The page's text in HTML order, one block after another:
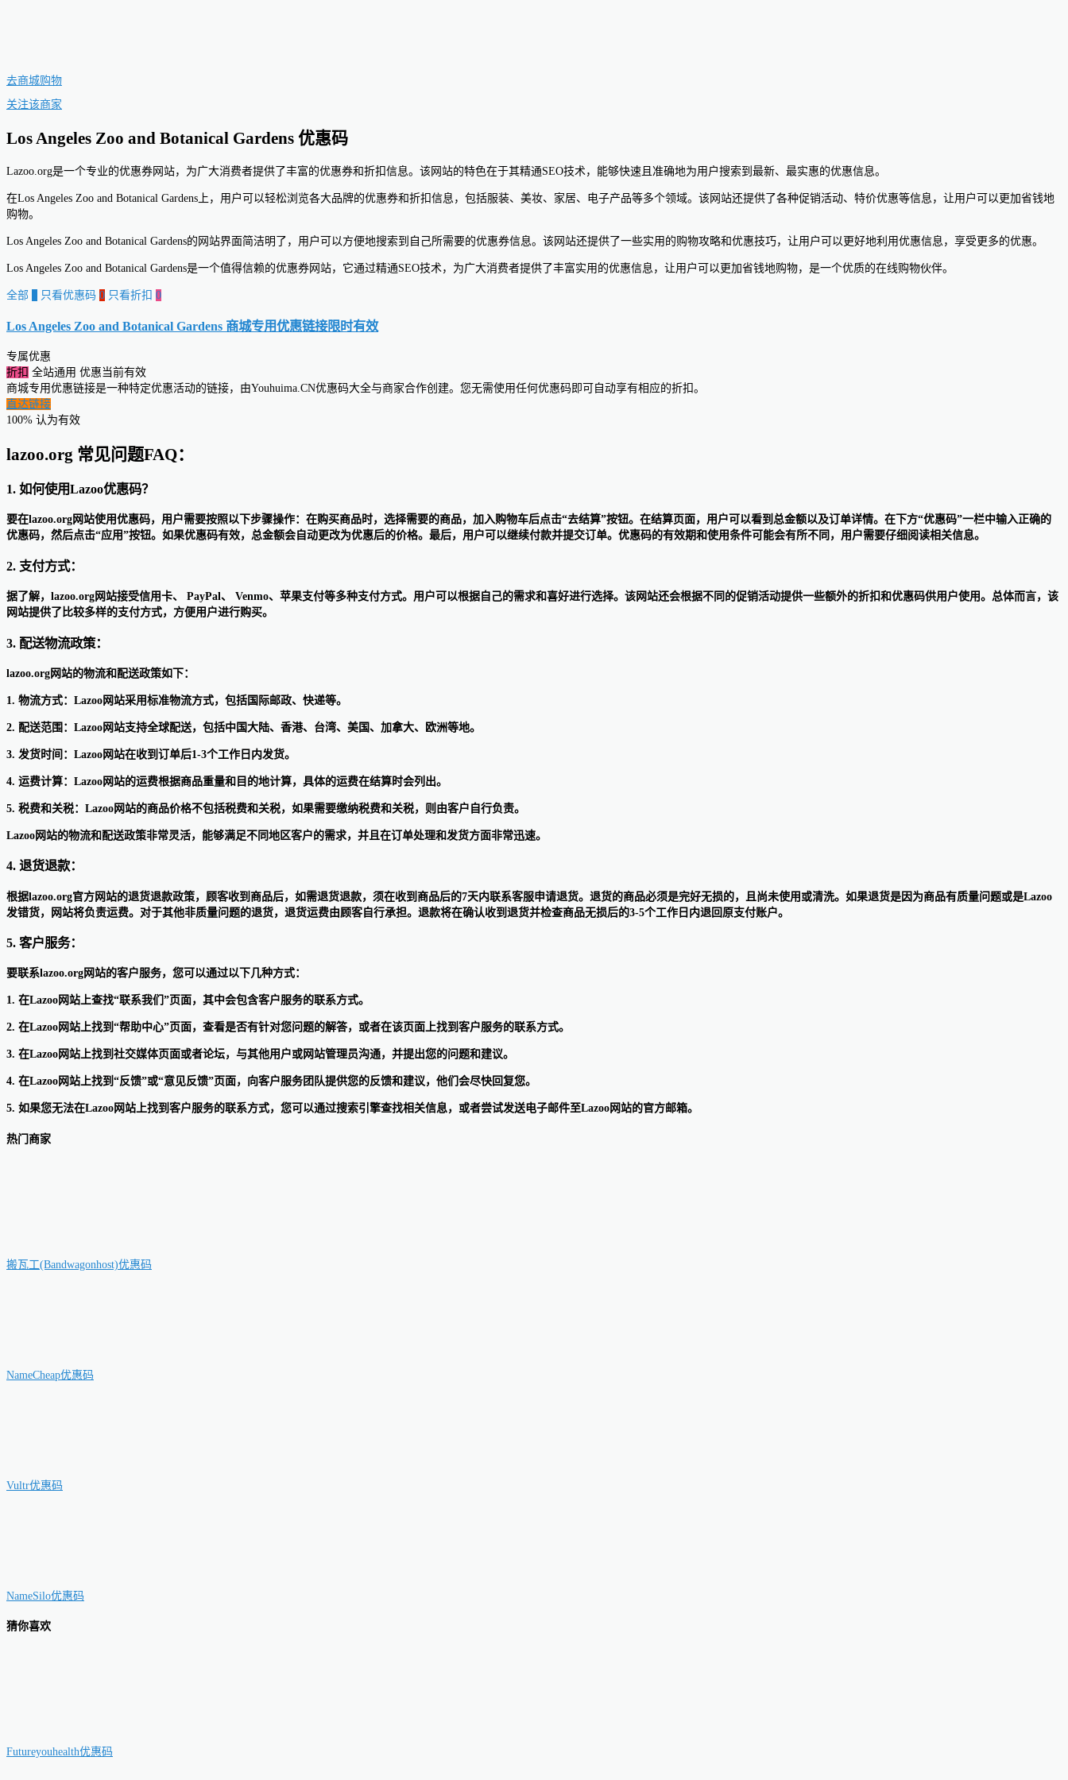
去商城购物
关注该商家
Los Angeles Zoo and Botanical Gardens 优惠码
Lazoo.org是一个专业的优惠券网站，为广大消费者提供了丰富的优惠券和折扣信息。该网站的特色在于其精通SEO技术，能够快速且准确地为用户搜索到最新、最实惠的优惠信息。
在Los Angeles Zoo and Botanical Gardens上，用户可以轻松浏览各大品牌的优惠券和折扣信息，包括服装、美妆、家居、电子产品等多个领域。该网站还提供了各种促销活动、特价优惠等信息，让用户可以更加省钱地
购物。
Los Angeles Zoo and Botanical Gardens的网站界面简洁明了，用户可以方便地搜索到自己所需要的优惠券信息。该网站还提供了一些实用的购物攻略和优惠技巧，让用户可以更好地利用优惠信息，享受更多的优惠。
Los Angeles Zoo and Botanical Gardens是一个值得信赖的优惠券网站，它通过精通SEO技术，为广大消费者提供了丰富实用的优惠信息，让用户可以更加省钱地购物，是一个优质的在线购物伙伴。
全部 只看优惠码 0 只看折扣 0
Los Angeles Zoo and Botanical Gardens 商城专用优惠链接限时有效
专属优惠
折扣 全站通用 优惠当前有效
商城专用优惠链接是一种特定优惠活动的链接，由Youhuima.CN优惠码大全与商家合作创建。您无需使用任何优惠码即可自动享有相应的折扣。
直达链接
100% 认为有效
lazoo.org 常见问题FAQ：
1. 如何使用Lazoo优惠码？
要在lazoo.org网站使用优惠码，用户需要按照以下步骤操作：在购买商品时，选择需要的商品，加入购物车后点击“去结算”按钮。在结算页面，用户可以看到总金额以及订单详情。在下方“优惠码”一栏中输入正确的
优惠码，然后点击“应用”按钮。如果优惠码有效，总金额会自动更改为优惠后的价格。最后，用户可以继续付款并提交订单。优惠码的有效期和使用条件可能会有所不同，用户需要仔细阅读相关信息。
2. 支付方式：
据了解，lazoo.org网站接受信用卡、 PayPal、 Venmo、苹果支付等多种支付方式。用户可以根据自己的需求和喜好进行选择。该网站还会根据不同的促销活动提供一些额外的折扣和优惠码供用户使用。总体而言，该
网站提供了比较多样的支付方式，方便用户进行购买。
3. 配送物流政策：
lazoo.org网站的物流和配送政策如下：
1. 物流方式：Lazoo网站采用标准物流方式，包括国际邮政、快递等。
2. 配送范围：Lazoo网站支持全球配送，包括中国大陆、香港、台湾、美国、加拿大、欧洲等地。
3. 发货时间：Lazoo网站在收到订单后1-3个工作日内发货。
4. 运费计算：Lazoo网站的运费根据商品重量和目的地计算，具体的运费在结算时会列出。
5. 税费和关税：Lazoo网站的商品价格不包括税费和关税，如果需要缴纳税费和关税，则由客户自行负责。
Lazoo网站的物流和配送政策非常灵活，能够满足不同地区客户的需求，并且在订单处理和发货方面非常迅速。
4. 退货退款：
根据lazoo.org官方网站的退货退款政策，顾客收到商品后，如需退货退款，须在收到商品后的7天内联系客服申请退货。退货的商品必须是完好无损的，且尚未使用或清洗。如果退货是因为商品有质量问题或是Lazoo
发错货，网站将负责运费。对于其他非质量问题的退货，退货运费由顾客自行承担。退款将在确认收到退货并检查商品无损后的3-5个工作日内退回原支付账户。
5. 客户服务：
要联系lazoo.org网站的客户服务，您可以通过以下几种方式：
1. 在Lazoo网站上查找“联系我们”页面，其中会包含客户服务的联系方式。
2. 在Lazoo网站上找到“帮助中心”页面，查看是否有针对您问题的解答，或者在该页面上找到客户服务的联系方式。
3. 在Lazoo网站上找到社交媒体页面或者论坛，与其他用户或网站管理员沟通，并提出您的问题和建议。
4. 在Lazoo网站上找到“反馈”或“意见反馈”页面，向客户服务团队提供您的反馈和建议，他们会尽快回复您。
5. 如果您无法在Lazoo网站上找到客户服务的联系方式，您可以通过搜索引擎查找相关信息，或者尝试发送电子邮件至Lazoo网站的官方邮箱。
热门商家
搬瓦工(Bandwagonhost)优惠码
NameCheap优惠码
Vultr优惠码
NameSilo优惠码
猜你喜欢
Futureyouhealth优惠码